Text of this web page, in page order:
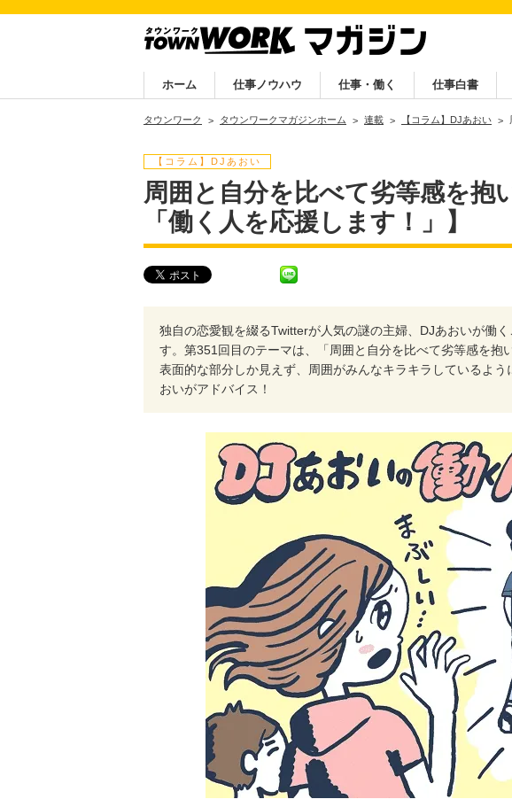
ホーム 仕事ノウハウ 仕事・働く 仕事白書
タウンワーク タウンワークマガジンホーム 連載 【コラム】DJあおい
【コラム】DJあおい
周囲と自分を比べて劣等感を抱
「働く人を応援します！」】
独自の恋愛観を綴るTwitterが人気の謎の主婦、DJあおいが働
す。第351回目のテーマは、「周囲と自分を比べて劣等感を抱
表面的な部分しか見えず、周囲がみんなキラキラしているよ
おいがアドバイス！